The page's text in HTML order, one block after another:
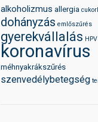
alkoholizmus allergia
dohányzás emlőszűrés
gyerekvállalás HPV
koronavírus
méhnyakrákszűrés
szenvedélybetegség